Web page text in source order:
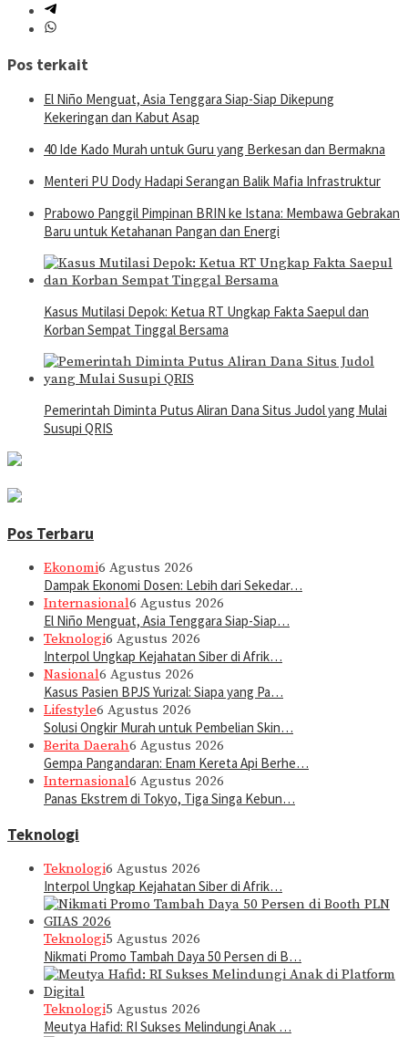
Pos terkait
El Niño Menguat, Asia Tenggara Siap-Siap Dikepung
Kekeringan dan Kabut Asap
40 Ide Kado Murah untuk Guru yang Berkesan dan Bermakna
Menteri PU Dody Hadapi Serangan Balik Mafia Infrastruktur
Prabowo Panggil Pimpinan BRIN ke Istana: Membawa Gebrakan
Baru untuk Ketahanan Pangan dan Energi
Kasus Mutilasi Depok: Ketua RT Ungkap Fakta Saepul dan
Korban Sempat Tinggal Bersama
Pemerintah Diminta Putus Aliran Dana Situs Judol yang Mulai
Susupi QRIS
Pos Terbaru
Ekonomi6 Agustus 2026
Dampak Ekonomi Dosen: Lebih dari Sekedar…
Internasional6 Agustus 2026
El Niño Menguat, Asia Tenggara Siap-Siap…
Teknologi6 Agustus 2026
Interpol Ungkap Kejahatan Siber di Afrik…
Nasional6 Agustus 2026
Kasus Pasien BPJS Yurizal: Siapa yang Pa…
Lifestyle6 Agustus 2026
Solusi Ongkir Murah untuk Pembelian Skin…
Berita Daerah6 Agustus 2026
Gempa Pangandaran: Enam Kereta Api Berhe…
Internasional6 Agustus 2026
Panas Ekstrem di Tokyo, Tiga Singa Kebun…
Teknologi
Teknologi6 Agustus 2026
Interpol Ungkap Kejahatan Siber di Afrik…
Teknologi5 Agustus 2026
Nikmati Promo Tambah Daya 50 Persen di B…
Teknologi5 Agustus 2026
Meutya Hafid: RI Sukses Melindungi Anak …